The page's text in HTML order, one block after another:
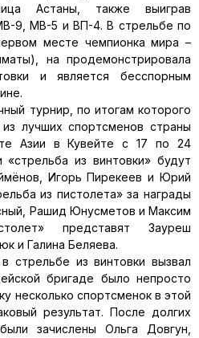
Астаны, также выиграв
9, МВ-5 и ВП-4. В стрельбе по
месте чемпионка мира –
на продемонстрировала
и является бесспорным
турнир, по итогам которого
лучших спортсменов страны
Азии в Кувейте с 17 по 24
«стрельба из винтовки» будут
Игорь Пирекеев и Юрий
из пистолета» за награды
Рашид Юнусметов и Максим
представят Зауреш
и Галина Беляева.
стрельбе из винтовки вызвал
бригаде было непросто
несколько спортсменок в этой
результат. После долгих
зачислены Ольга Довгун,